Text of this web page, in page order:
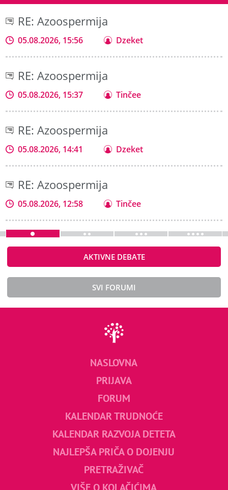
RE: Azoospermija
05.08.2026, 15:56 Dzeket
RE: Azoospermija
05.08.2026, 15:37 Tinčee
RE: Azoospermija
05.08.2026, 14:41 Dzeket
RE: Azoospermija
05.08.2026, 12:58 Tinčee
AKTIVNE DEBATE
SVI FORUMI
NASLOVNA
PRIJAVA
FORUM
KALENDAR TRUDNOĆE
KALENDAR RAZVOJA DETETA
NAJLEPŠA PRIČA O DOJENJU
PRETRAŽIVAČ
VIŠE O KOLAČIĆIMA